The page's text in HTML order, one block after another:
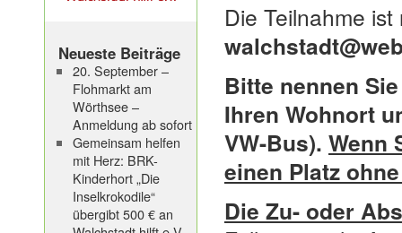
Die Teilnahme
Bitte nennen
Ihren Wohnort
VW-Bus). Wenn
einen Platz
Die Zu- oder
Neueste Beiträge
20. September –
Flohmarkt am
Wörthsee –
Anmeldung ab sofort
Gemeinsam helfen
mit Herz: BRK-
Kinderhort „Die
Inselkrokodile“
übergibt 500 € an